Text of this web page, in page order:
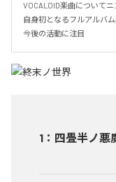
VOCALOID楽曲について
自身初となるフルアルバム
今後の活動に注目
1 ： 四畳半ノ悪